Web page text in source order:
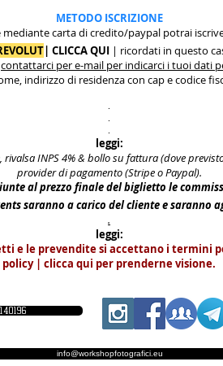
METODO ISCRIZIONE
carta di credito/paypal potrai
| CLICCA QUI | ricordati in questo
contattarci per e-mail per indicarci i tuoi dati
indirizzo di residenza con cap e codice
.
.
.
leggi:
INPS 4% & bollo su fattura (dove
provider di pagamento (Stripe o Paypal).
al prezzo finale del biglietto le
saranno a carico del cliente e
.
leggi:
e le prevendite si accettano i
policy | clicca qui per prenderne visione.
info@workshopfotografici.eu